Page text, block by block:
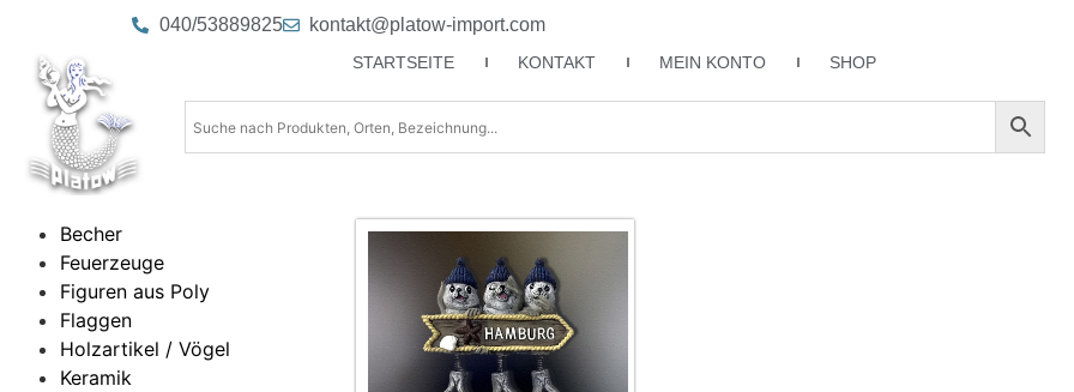
040/53889825 kontakt@platow-import.com
STARTSEITE KONTAKT MEIN KONTO SHOP
Becher
Feuerzeuge
Figuren aus Poly
Flaggen
Holzartikel / Vögel
Keramik